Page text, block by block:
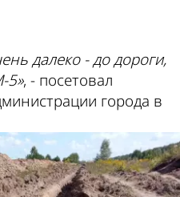
далеко - до дороги,
5», - посетовал
города в